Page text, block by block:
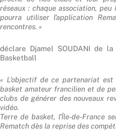
réseaux : chaque association, peu
pourra utiliser l’application
rencontres. »
déclare Djamel SOUDANI de
Basketball
« L’objectif de ce partenariat
basket amateur francilien et de
clubs de générer des nouveaux
vidéo.
Terre de basket, l’Île-de-France
Rematch dès la reprise des